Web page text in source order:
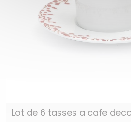
Lot de 6 tasses a cafe